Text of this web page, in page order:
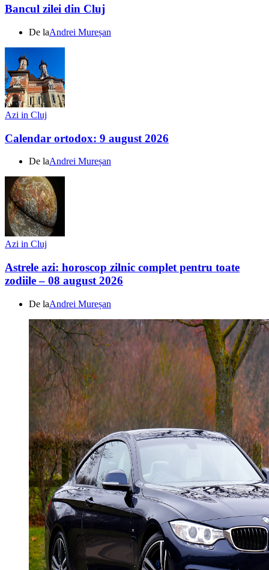
Bancul zilei din Cluj
De laAndrei Mureșan
Azi in Cluj
Calendar ortodox: 9 august 2026
De laAndrei Mureșan
Azi in Cluj
Astrele azi: horoscop zilnic complet pentru toate
zodiile – 08 august 2026
De laAndrei Mureșan